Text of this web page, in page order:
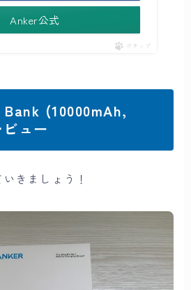
Anker公式
ポチップ
(10000mAh,
ュー
きましょう！